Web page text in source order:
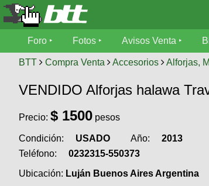
Foro
Foro
MecÃ¡nica
Fotos
tu foto
Galeria
XC
Avisos
SUBÃ
aviso
BicicleterÃ­
as
Bicicletas
Foro Fotos Avisos Venta
BTT Compra Venta Accesorios Alforjas,
VENDIDO Alforjas halawa
Precio: $ 1500 pesos
Condición: USADO Año:
2013
Teléfono:
0232315-550373
Ubicación: Luján Buenos Aires Argentina